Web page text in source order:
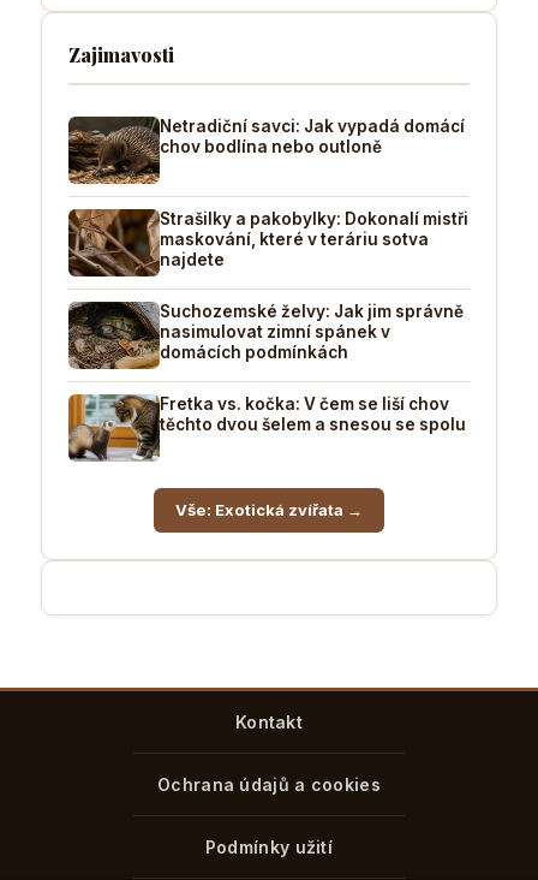
Zajimavosti
Netradiční savci: Jak vypadá domácí
chov bodlína nebo outloně
Strašilky a pakobylky: Dokonalí mistři
maskování, které v teráriu sotva
najdete
Suchozemské želvy: Jak jim správně
nasimulovat zimní spánek v
domácích podmínkách
Fretka vs. kočka: V čem se liší chov
těchto dvou šelem a snesou se spolu
Vše: Exotická zvířata →
Kontakt
Ochrana údajů a cookies
Podmínky užití